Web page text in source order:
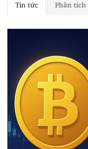
Tin tức Phân